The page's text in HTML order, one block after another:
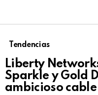
Tendencias
Liberty
Sparkle y Gold
ambicioso